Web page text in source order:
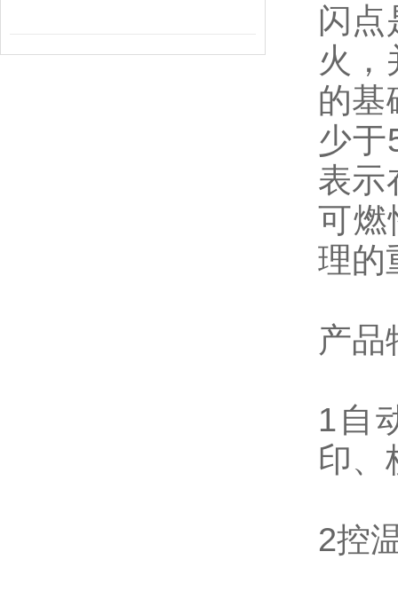
闪点
火
的基
少于
表示
可燃
理的
产
1自
印、
2控